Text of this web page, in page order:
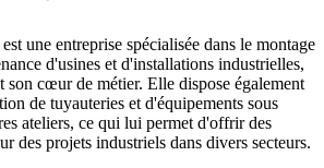
une entreprise spécialisée dans le montage
d'usines et d'installations industrielles,
son cœur de métier. Elle dispose également
de tuyauteries et d'équipements sous
ateliers, ce qui lui permet d'offrir des
des projets industriels dans divers secteurs.